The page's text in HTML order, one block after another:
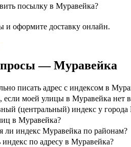
посылку в Муравейка?
и оформите доставку онлайн.
— Муравейка
писать адрес с индексом в
если моей улицы в Муравейка нет в
(центральный) индекс у города
в Муравейка?
ли индекс Муравейка по районам?
индекс по адресу в Муравейка?